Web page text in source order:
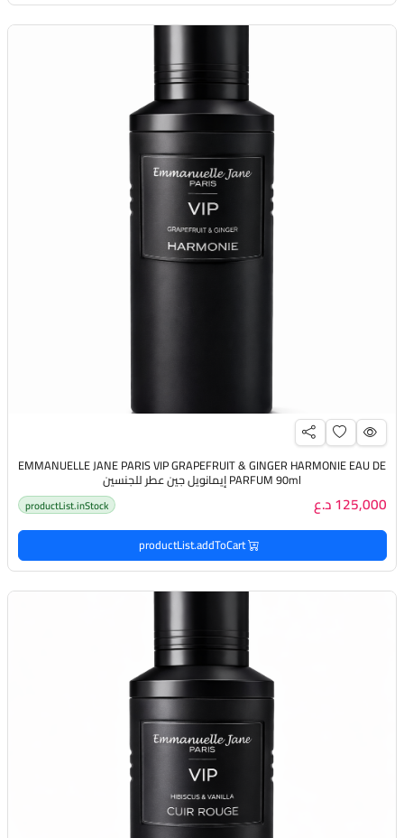
EMMANUELLE JANE PARIS VIP GRAPEFRUIT & GINGER HARMONIE EAU DE
PARFUM 90ml إيمانويل جين عطر للجنسين
125,000 د.ع productList.inStock
productList.addToCart